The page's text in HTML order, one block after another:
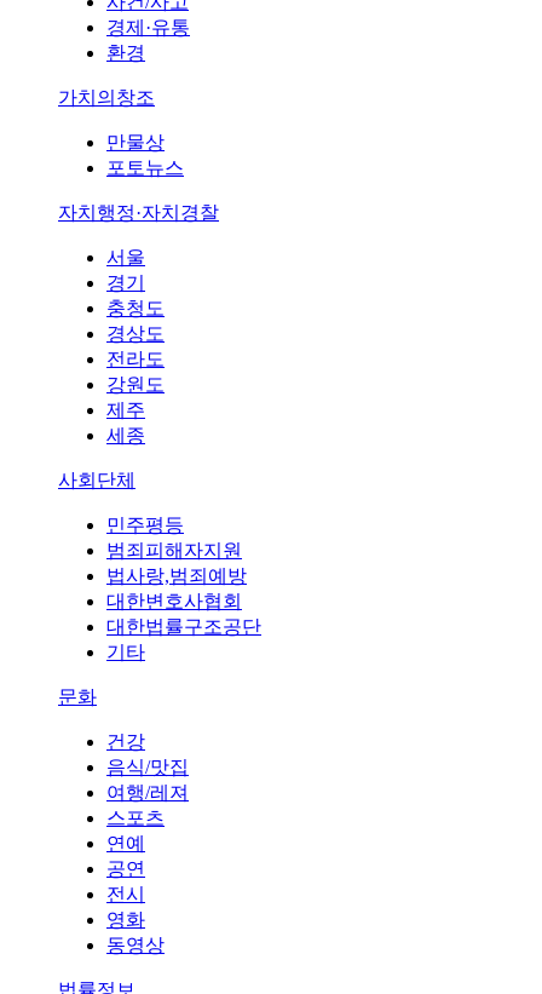
경제·유통
환경
가치의창조
만물상
포토뉴스
자치행정·자치경찰
서울
경기
충청도
경상도
전라도
강원도
제주
세종
사회단체
민주평등
범죄피해자지원
법사랑,범죄예방
대한변호사협회
대한법률구조공단
기타
문화
건강
음식/맛집
여행/레져
스포츠
연예
공연
전시
영화
동영상
법률정보